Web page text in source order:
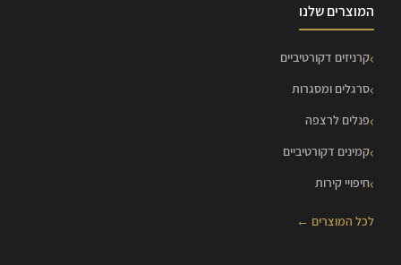
המוצרים שלנו
קרניזים דקורטיביים
סרגלים ומסגרות
פנלים לרצפה
קמינים דקורטיביים
חיפויי קירות
לכל המוצרים ←